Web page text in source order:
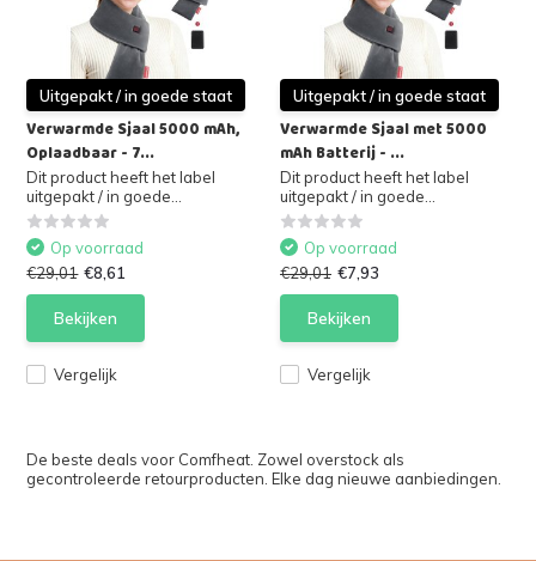
Uitgepakt / in goede staat
Verwarmde Sjaal 5000 mAh,
Oplaadbaar - 7...
Dit product heeft het label
uitgepakt / in goede...
Vergelijk
Op voorraad
€29,01 €8,61
Bekijken
Uitgepakt / in goede staat
Verwarmde Sjaal met 5000
mAh Batterij - ...
Dit product heeft het label
uitgepakt / in goede...
Vergelijk
Op voorraad
€29,01 €7,93
Bekijken
De beste deals voor Comfheat. Zowel overstock als
gecontroleerde retourproducten. Elke dag nieuwe aanbiedingen.